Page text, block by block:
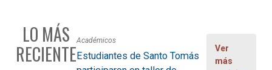
LO MÁS
RECIENTE
Académicos
Estudiantes de Santo Tomás
Ver
más